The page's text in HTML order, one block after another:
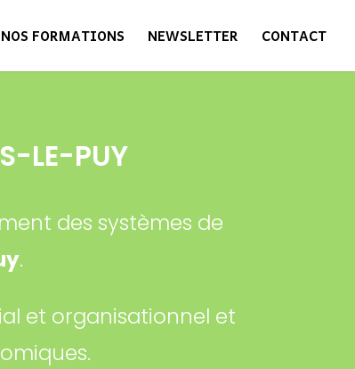
NOS FORMATIONS NEWSLETTER CONTACT
LE-PUY
des systèmes de
.
et organisationnel et